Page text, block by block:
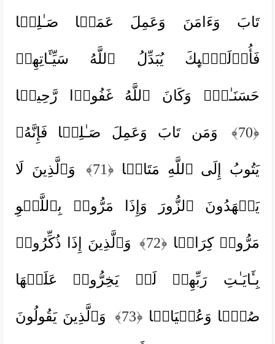
تَابَ وَءَامَنَ وَعَمِلَ عَمَلࣰا صَـٰلِحࣰا
فَأُو۟لَـٰۤىِٕكَ یُبَدِّلُ ٱللَّهُ سَیِّـَٔاتِهِمۡ
حَسَنَـٰتࣲۗ وَكَانَ ٱللَّهُ غَفُورࣰا رَّحِیمࣰا
﴿70﴾ وَمَن تَابَ وَعَمِلَ صَـٰلِحࣰا فَإِنَّهُۥ
یَتُوبُ إِلَى ٱللَّهِ مَتَابࣰا ﴿71﴾ وَٱلَّذِینَ لَا
یَشۡهَدُونَ ٱلزُّورَ وَإِذَا مَرُّوا۟ بِٱللَّغۡوِ
مَرُّوا۟ كِرَامࣰا ﴿72﴾ وَٱلَّذِینَ إِذَا ذُكِّرُوا۟
بِـَٔایَـٰتِ رَبِّهِمۡ لَمۡ یَخِرُّوا۟ عَلَیۡهَا
صُمࣰّا وَعُمۡیَانࣰا ﴿73﴾ وَٱلَّذِینَ یَقُولُونَ